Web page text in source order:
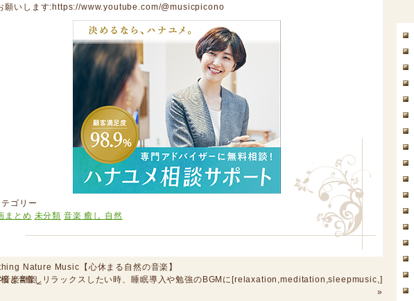
願いします:https://www.youtube.com/@musicpicono
ゴリー
まとめ 未分類 音楽 癒し 自然
Nature Music【心休まる自然の音楽】
楽#癒し
と音楽_リラックスしたい時、睡眠導入や勉強のBGMに[relaxation,meditation,sleepmusic,]
»